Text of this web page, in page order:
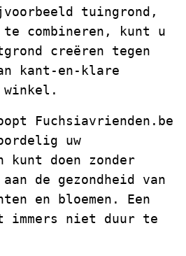
tuingrond,
te combineren, kunt u
creëren tegen
kant-en-klare
Fuchsiavrienden.be
uw
kunt doen zonder
de gezondheid van
en bloemen. Een
immers niet duur te